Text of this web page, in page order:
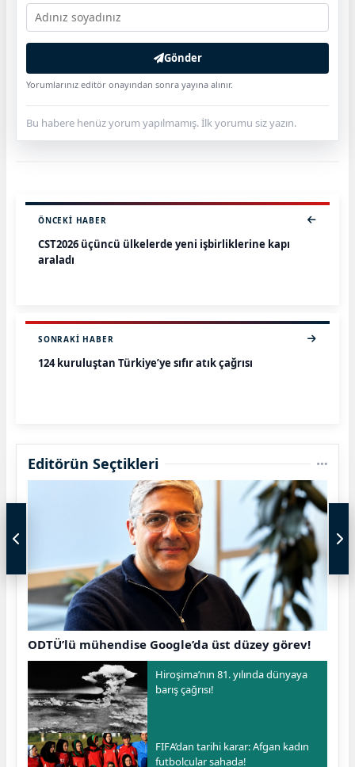
Gönder
Yorumlarınız editör onayından sonra yayına alınır.
Bu habere henüz yorum yapılmamış. İlk yorumu siz yazın.
ÖNCEKI HABER
CST2026 üçüncü ülkelerde yeni işbirliklerine kapı
araladı
SONRAKI HABER
124 kuruluştan Türkiye’ye sıfır atık çağrısı
Editörün Seçtikleri
ODTÜ’lü mühendise Google’da üst düzey görev!
Hiroşima’nın 81. yılında dünyaya
barış çağrısı!
FIFA’dan tarihi karar: Afgan kadın
futbolcular sahada!